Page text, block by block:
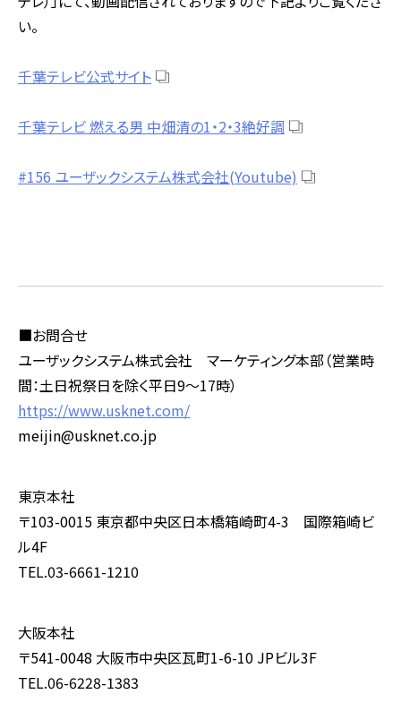
い。
千葉テレビ公式サイト
千葉テレビ 燃える男 中畑清の1・2・3絶好調
#156 ユーザックシステム株式会社(Youtube)
■お問合せ
ユーザックシステム株式会社 マーケティング本部（営業時
間：土日祝祭日を除く平日9～17時）
https://www.usknet.com/
meijin@usknet.co.jp
東京本社
〒103-0015 東京都中央区日本橋箱崎町4-3 国際箱崎ビ
ル4F
TEL.03-6661-1210
大阪本社
〒541-0048 大阪市中央区瓦町1-6-10 JPビル3F
TEL.06-6228-1383